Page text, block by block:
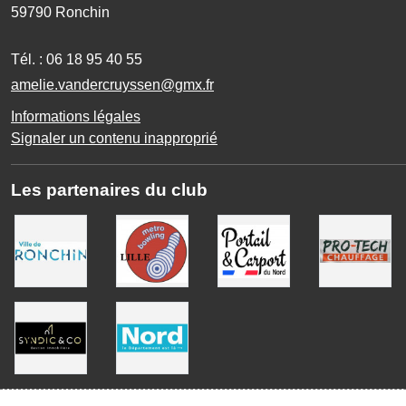
59790 Ronchin
Tél. : 06 18 95 40 55
amelie.vandercruyssen@gmx.fr
Informations légales
Signaler un contenu inapproprié
Les partenaires du club